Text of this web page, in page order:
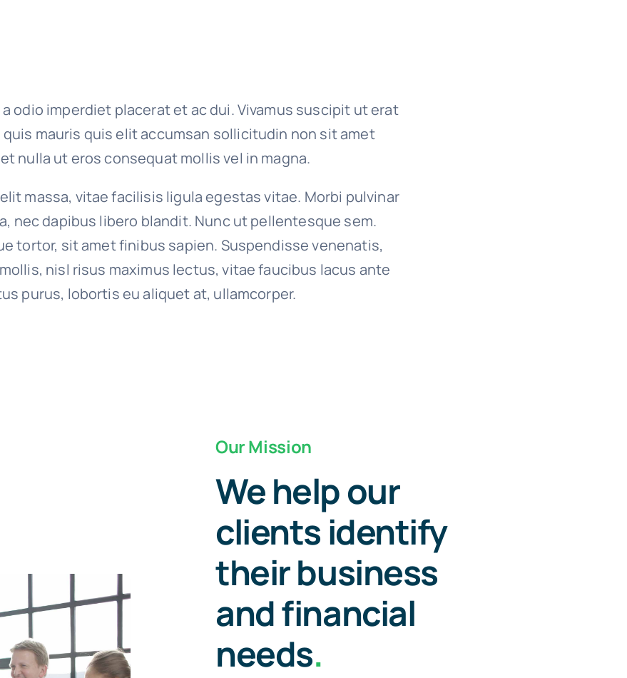
odio imperdiet placerat et ac dui. Vivamus suscipit ut erat
quis mauris quis elit accumsan sollicitudin non sit amet
nulla ut eros consequat mollis vel in magna.
massa, vitae facilisis ligula egestas vitae. Morbi pulvinar
nec dapibus libero blandit. Nunc ut pellentesque sem.
tortor, sit amet finibus sapien. Suspendisse venenatis,
nisl risus maximus lectus, vitae faucibus lacus ante
purus, lobortis eu aliquet at, ullamcorper.
Our Mission
We help our
clients identify
their business
and financial
needs.